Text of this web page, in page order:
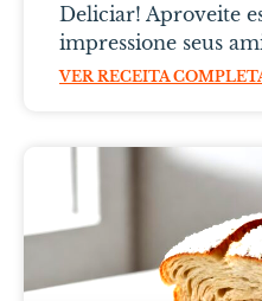
Deliciar! Aproveite
impressione seus
VER RECEITA